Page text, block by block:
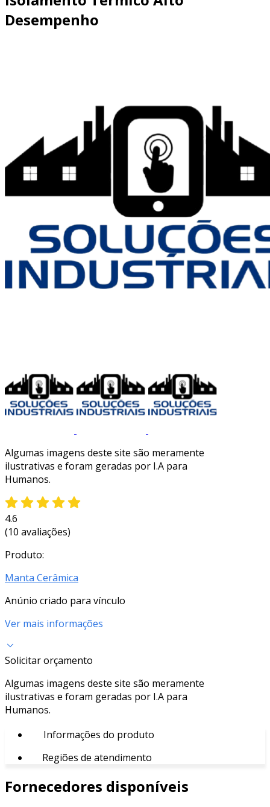
Desempenho
Algumas imagens deste site são meramente
ilustrativas e foram geradas por I.A para
Humanos.
4.6
(10 avaliações)
Produto:
Manta Cerâmica
Anúnio criado para vínculo
Ver mais informações
Solicitar orçamento
Algumas imagens deste site são meramente
ilustrativas e foram geradas por I.A para
Humanos.
Informações do produto
Regiões de atendimento
Fornecedores disponíveis